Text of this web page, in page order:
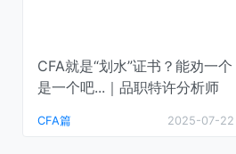
CFA就是“划水”证书？能劝一个
是一个吧...｜品职特许分析师
CFA篇 2025-07-22